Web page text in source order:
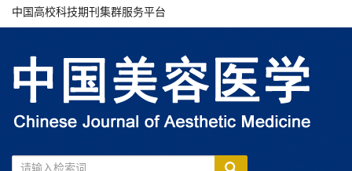
中国高校科技期刊集群服务平台